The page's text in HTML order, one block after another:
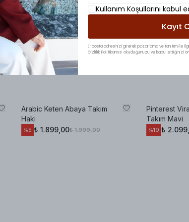
Arabic Keten Abaya Takım
Haki
%5 ₺ 1.899,00₺ 1.999,00
Pinterest
Takım Mavi
%19 ₺
Kullanım Koşullarını kabul
Kayıt
E-posta adresinizi girerek pazarlama ve tanıtım ile
Gizlilik Politikamızı okuduğunuzu ve kabul ettiğinizi